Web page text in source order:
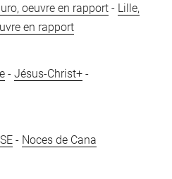
oeuvre en rapport - Lille,
en rapport
-Jésus-Christ+ -
- Noces de Cana